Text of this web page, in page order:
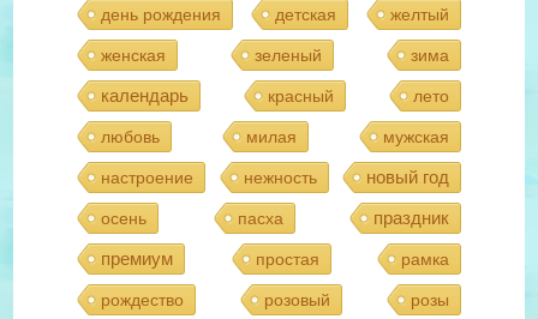
день рождения детская желтый
женская зеленый зима
календарь красный лето
любовь милая мужская
настроение нежность новый год
осень пасха
праздник
премиум
простая рамка
рождество розовый розы